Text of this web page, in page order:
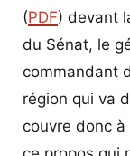
(PDF) devant
du Sénat, le
commandant
région qui va
couvre donc à